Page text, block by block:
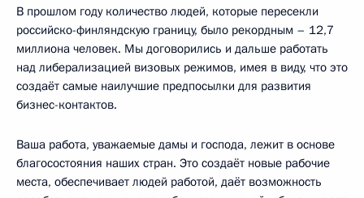
В прошлом году количество людей, которые пересекли
российско-финляндскую границу, было рекордным – 12,7
миллиона человек. Мы договорились и дальше работать
над либерализацией визовых режимов, имея в виду, что это
создаёт самые наилучшие предпосылки для развития
бизнес-контактов.
Ваша работа, уважаемые дамы и господа, лежит в основе
благосостояния наших стран. Это создаёт новые рабочие
места, обеспечивает людей работой, даёт возможность